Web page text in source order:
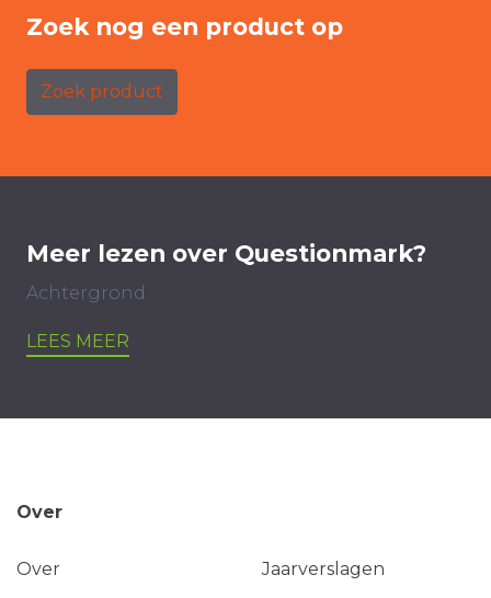
Zoek nog een product op
Zoek product
Meer lezen over Questionmark?
Achtergrond
LEES MEER
Over
Over Jaarverslagen